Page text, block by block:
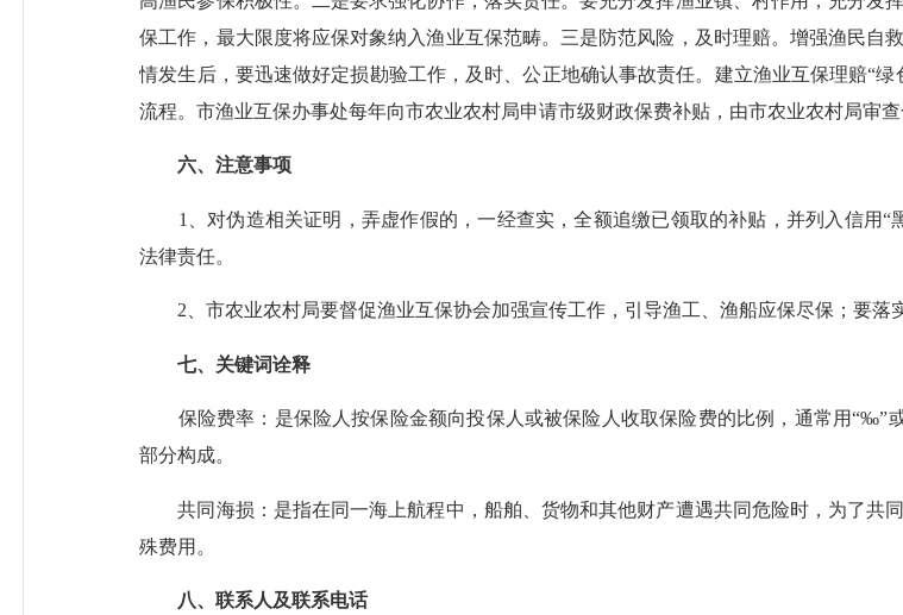
保工作，最大限度将应保对象纳入渔业互保范畴。三是防范风险，及时理赔。增强渔民自
情发生后，要迅速做好定损勘验工作，及时、公正地确认事故责任。建立渔业互保理赔“
流程。市渔业互保办事处每年向市农业农村局申请市级财政保费补贴，由市农业农村局审查
六、注意事项
1、对伪造相关证明，弄虚作假的，一经查实，全额追缴已领取的补贴，并列入信用“
法律责任。
2、市农业农村局要督促渔业互保协会加强宣传工作，引导渔工、渔船应保尽保；要落
七、关键词诠释
保险费率：是保险人按保险金额向投保人或被保险人收取保险费的比例，通常用“‰”
部分构成。
共同海损：是指在同一海上航程中，船舶、货物和其他财产遭遇共同危险时，为了共
殊费用。
八、联系人及联系电话